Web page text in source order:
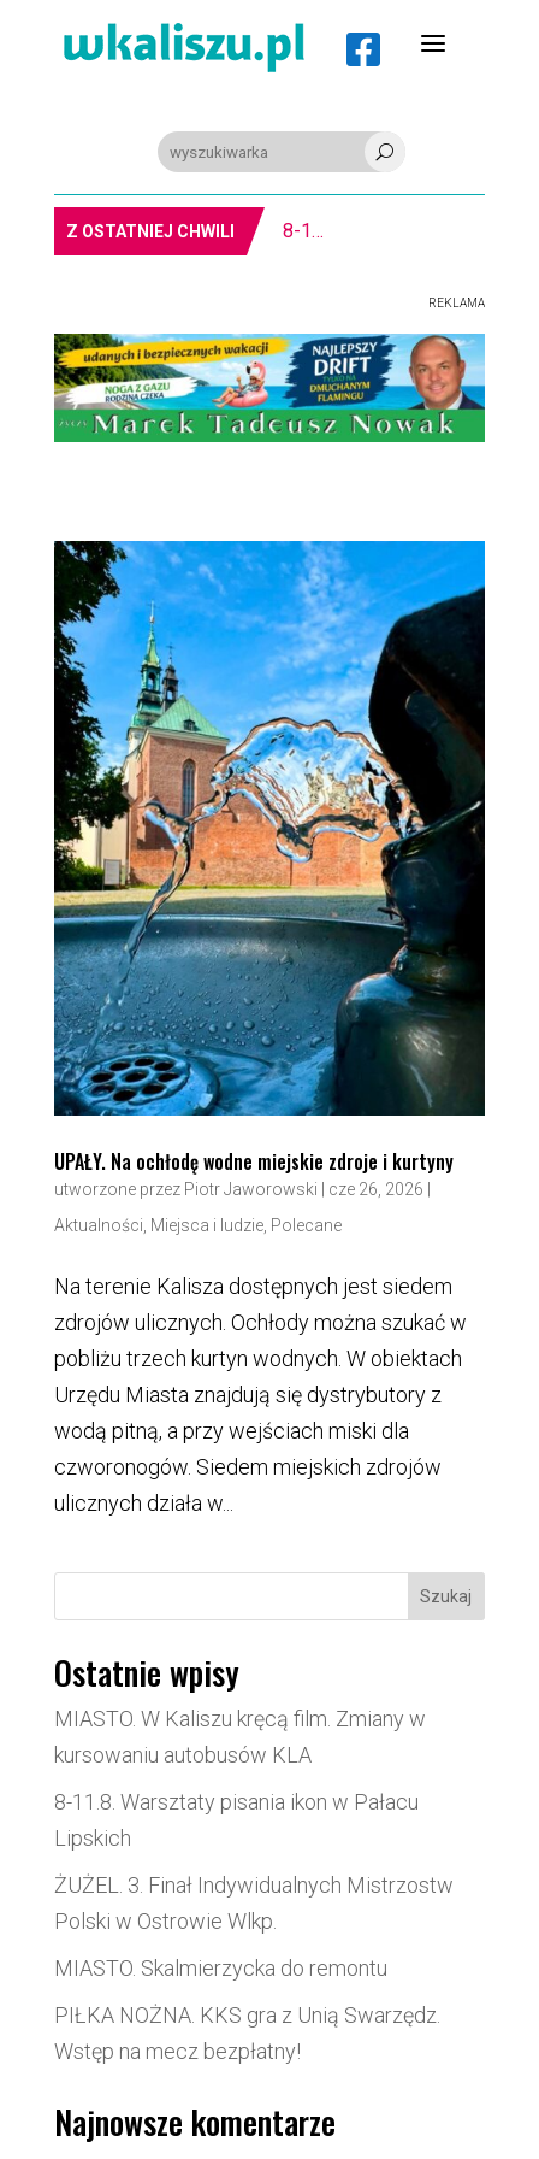
 a
U
Z OSTATNIEJ CHWILI
REKLAMA
UPAŁY. Na ochłodę wodne miejskie zdroje i kurtyny
utworzone przez Piotr Jaworowski cze 26, 2026
Aktualności, Miejsca i ludzie, Polecane
Na terenie Kalisza dostępnych jest siedem
zdrojów ulicznych. Ochłody można szukać w
pobliżu trzech kurtyn wodnych. W obiektach
Urzędu Miasta znajdują się dystrybutory z
wodą pitną, a przy wejściach miski dla
czworonogów. Siedem miejskich zdrojów
ulicznych działa w...
Szukaj
Ostatnie wpisy
MIASTO. W Kaliszu kręcą film. Zmiany w
kursowaniu autobusów KLA
8-11.8. Warsztaty pisania ikon w Pałacu
Lipskich
ŻUŻEL. 3. Finał Indywidualnych Mistrzostw
Polski w Ostrowie Wlkp.
MIASTO. Skalmierzycka do remontu
PIŁKA NOŻNA. KKS gra z Unią Swarzędz.
Wstęp na mecz bezpłatny!
Najnowsze komentarze